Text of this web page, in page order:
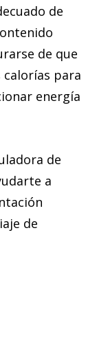
de
de que
para
energía
de
a
de